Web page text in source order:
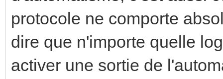
protocole ne comporte
dire que n'importe quelle
activer une sortie de